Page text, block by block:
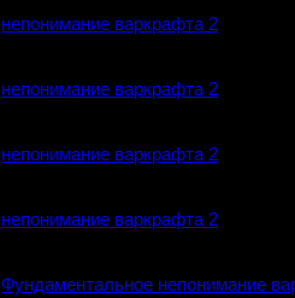
непонимание варкрафта 2
непонимание варкрафта 2
непонимание варкрафта 2
непонимание варкрафта 2
Фундаментальное непонимание